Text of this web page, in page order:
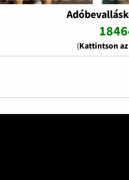
(Kattintson az